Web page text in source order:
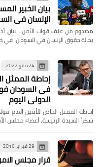
بيان الخبير
الإنسان في
مصدوم من عنف قوات الأمن.. بيان
بحالة حقوق الإنسان في السودان، في
24 مايو 2022
إحاطة الممثل
فى السودان
الدولي اليوم
شكراً السيدة الرئيسة، أعضاء مجلس
29 فبراير 2016
قرار مجلس الامن 2265 / عثمان